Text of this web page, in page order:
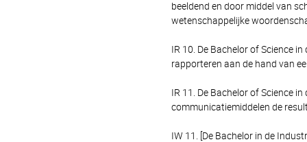
beeldend en door middel van
wetenschappelijke
IR 10. De Bachelor of Science
rapporteren aan de hand van
IR 11. De Bachelor of Science
communicatiemiddelen de
IW 11. [De Bachelor in de